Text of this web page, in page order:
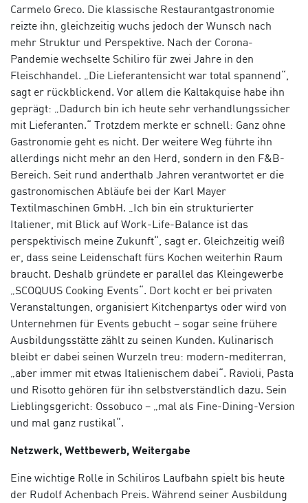
Carmelo Greco. Die klassische Restaurantgastronomie
reizte ihn, gleichzeitig wuchs jedoch der Wunsch nach
mehr Struktur und Perspektive. Nach der Corona-
Pandemie wechselte Schiliro für zwei Jahre in den
Fleischhandel. „Die Lieferantensicht war total spannend“,
sagt er rückblickend. Vor allem die Kaltakquise habe ihn
geprägt: „Dadurch bin ich heute sehr verhandlungssicher
mit Lieferanten.“ Trotzdem merkte er schnell: Ganz ohne
Gastronomie geht es nicht. Der weitere Weg führte ihn
allerdings nicht mehr an den Herd, sondern in den F&B-
Bereich. Seit rund anderthalb Jahren verantwortet er die
gastronomischen Abläufe bei der Karl Mayer
Textilmaschinen GmbH. „Ich bin ein strukturierter
Italiener, mit Blick auf Work-Life-Balance ist das
perspektivisch meine Zukunft“, sagt er. Gleichzeitig weiß
er, dass seine Leidenschaft fürs Kochen weiterhin Raum
braucht. Deshalb gründete er parallel das Kleingewerbe
„SCOQUUS Cooking Events“. Dort kocht er bei privaten
Veranstaltungen, organisiert Kitchenpartys oder wird von
Unternehmen für Events gebucht – sogar seine frühere
Ausbildungsstätte zählt zu seinen Kunden. Kulinarisch
bleibt er dabei seinen Wurzeln treu: modern-mediterran,
„aber immer mit etwas Italienischem dabei“. Ravioli, Pasta
und Risotto gehören für ihn selbstverständlich dazu. Sein
Lieblingsgericht: Ossobuco – „mal als Fine-Dining-Version
und mal ganz rustikal“.
Netzwerk, Wettbewerb, Weitergabe
Eine wichtige Rolle in Schiliros Laufbahn spielt bis heute
der Rudolf Achenbach Preis. Während seiner Ausbildung